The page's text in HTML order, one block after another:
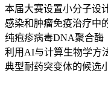
本届大赛设置小分子设
感染和肿瘤免疫治疗中
纯疱疹病毒DNA聚合酶
利用AI与计算生物学方
典型耐药突变体的候选